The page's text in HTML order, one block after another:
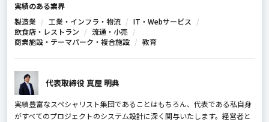
実績のある業界
製造業
工業・インフラ・物流
IT・Webサービス
飲食店・レストラン
流通・小売
商業施設・テーマパーク・複合施設
教育
代表取締役 真屋 明典
実績豊富なスペシャリスト集団であることはもちろん、代表である私自身
がすべてのプロジェクトのシステム設計に深く関与いたします。経営者と